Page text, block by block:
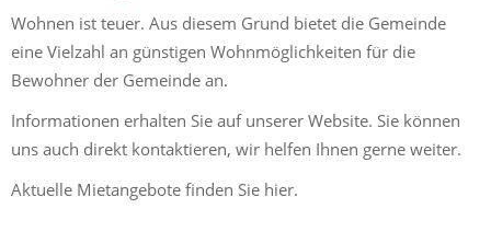
Wohnen ist teuer. Aus diesem Grund bietet die Gemeinde
eine Vielzahl an günstigen Wohnmöglichkeiten für die
Bewohner der Gemeinde an.
Informationen erhalten Sie auf unserer Website. Sie können
uns auch direkt kontaktieren, wir helfen Ihnen gerne weiter.
Aktuelle Mietangebote finden Sie hier.